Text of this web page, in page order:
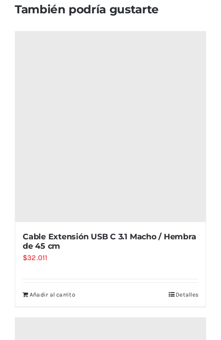
También podría gustarte
Cable Extensión USB C 3.1 Macho / Hembra
de 45 cm
$32.011
Añadir al carrito Detalles